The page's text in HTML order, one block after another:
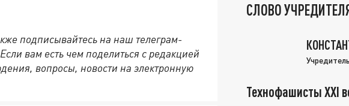
подписывайтесь на наш телеграм-
вам есть чем поделиться с редакцией
вопросы, новости на электронную
СЛОВО
Технофашисты XXI